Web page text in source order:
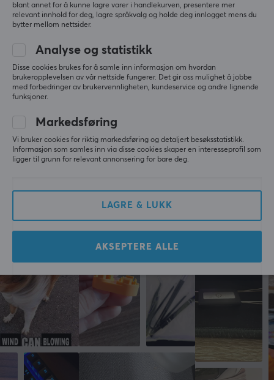
Veldig fin børste, lett å jobbe med og behagelig å
holde i.
Behagelig å holde
Lett å jobbe med
Perfekt for å påføre smøring på stabz
(stabilisator)
Ingen ulemper
Vis originalen
MaxCustom Ergonomisk Smørebørste - 1.5mm
last yr.
Mer fra vårt fellesskap
blant annet for å kunne lagre varer i handlekurven, presentere mer
relevant innhold for deg, lagre språkvalg og holde deg innlogget mens du
bytter mellom nettsider.
Analyse og statistikk
Disse cookies brukes for å samle inn informasjon om hvordan
brukeropplevelsen av vår nettside fungerer. Det gir oss mulighet å jobbe
med forbedringer av brukervennligheten, kundeservice og andre lignende
funksjoner.
Markedsføring
Vi bruker cookies for riktig markedsføring og detaljert besøksstatistikk.
Informasjon som samles inn via disse cookies skaper en interesseprofil som
ligger til grunn for relevant annonsering for bare deg.
LAGRE & LUKK
AKSEPTERE ALLE